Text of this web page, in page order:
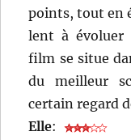
points, tout en
lent à évoluer
film se situe
du meilleur
certain regard
Elle: